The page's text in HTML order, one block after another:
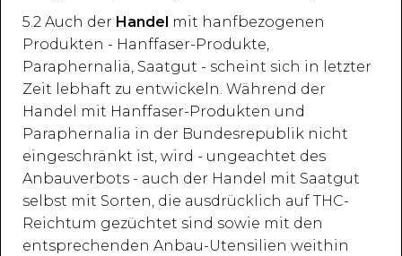
5.2 Auch der Handel mit hanfbezogenen
Produkten - Hanffaser-Produkte,
Paraphernalia, Saatgut - scheint sich in letzter
Zeit lebhaft zu entwickeln. Während der
Handel mit Hanffaser-Produkten und
Paraphernalia in der Bundesrepublik nicht
eingeschränkt ist, wird - ungeachtet des
Anbauverbots - auch der Handel mit Saatgut
selbst mit Sorten, die ausdrücklich auf THC-
Reichtum gezüchtet sind sowie mit den
entsprechenden Anbau-Utensilien weithin